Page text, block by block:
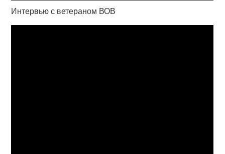
Интервью с ветераном ВОВ